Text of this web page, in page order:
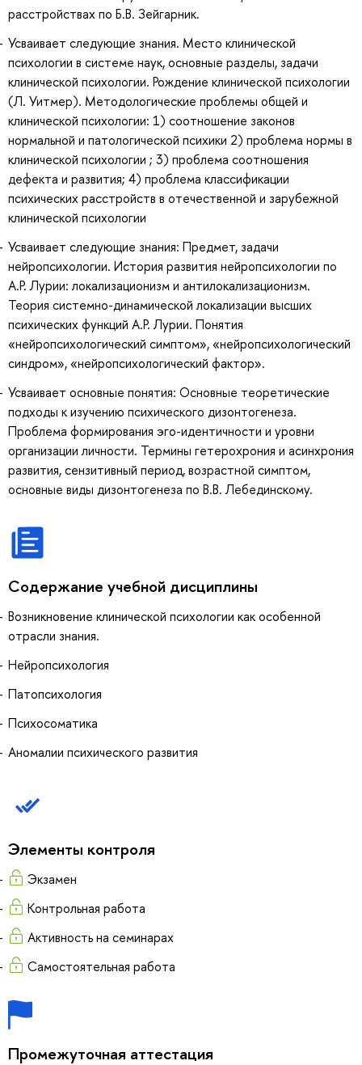
расстройствах по Б.В. Зейгарник.
Усваивает следующие знания. Место клинической
психологии в системе наук, основные разделы, задачи
клинической психологии. Рождение клинической психологии
(Л. Уитмер). Методологические проблемы общей и
клинической психологии: 1) соотношение законов
нормальной и патологической психики 2) проблема нормы в
клинической психологии ; 3) проблема соотношения
дефекта и развития; 4) проблема классификации
психических расстройств в отечественной и зарубежной
клинической психологии
Усваивает следующие знания: Предмет, задачи
нейропсихологии. История развития нейропсихологии по
А.Р. Лурии: локализационизм и антилокализационизм.
Теория системно-динамической локализации высших
психических функций А.Р. Лурии. Понятия
«нейропсихологический симптом», «нейропсихологический
синдром», «нейропсихологический фактор».
Усваивает основные понятия: Основные теоретические
подходы к изучению психического дизонтогенеза.
Проблема формирования эго-идентичности и уровни
организации личности. Термины гетерохрония и асинхрония
развития, сензитивный период, возрастной симптом,
основные виды дизонтогенеза по В.В. Лебединскому.
Содержание учебной дисциплины
Возникновение клинической психологии как особенной
отрасли знания.
Нейропсихология
Патопсихология
Психосоматика
Аномалии психического развития
Элементы контроля
Экзамен
Контрольная работа
Активность на семинарах
Самостоятельная работа
Промежуточная аттестация